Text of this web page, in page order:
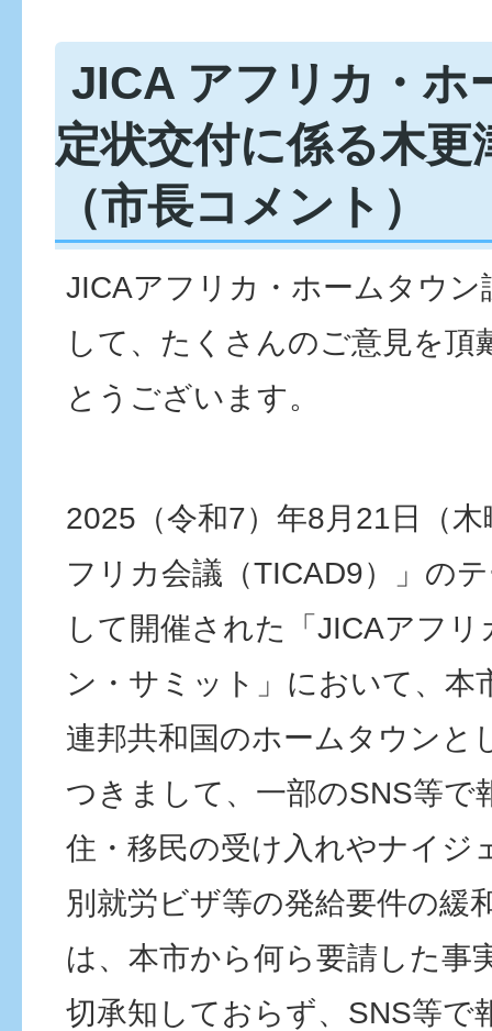
JICA アフリカ・ホ
定状交付に係る木更
（市長コメント）
JICAアフリカ・ホームタウ
して、たくさんのご意見を頂
とうございます。
2025（令和7）年8月21日（
フリカ会議（TICAD9）」の
して開催された「JICAアフ
ン・サミット」において、本
連邦共和国のホームタウンと
つきまして、一部のSNS等で
住・移民の受け入れやナイジ
別就労ビザ等の発給要件の緩
は、本市から何ら要請した事
切承知しておらず、SNS等で